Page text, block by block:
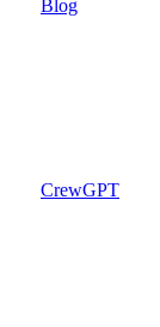
Blog
CrewGPT